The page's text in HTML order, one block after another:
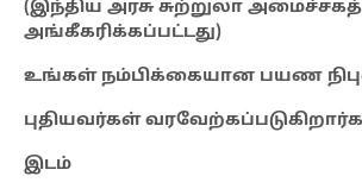
(இந்திய அரசு சுற்றுலா
அங்கீகரிக்கப்பட்டது)
உங்கள் நம்பிக்கையான பயண
புதியவர்கள்
இடம்